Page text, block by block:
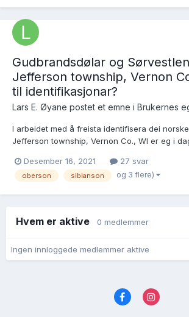
Gudbrandsdølar og
Jefferson township, Vernon
til identifikasjonar?
Lars E. Øyane postet et emne i Brukernes
I arbeidet med å freista identifisera dei
Jefferson township, Vernon Co., WI er eg i
fast på detaljar om fleire huslydar:
https://www.familysearch.org/ark:/61903/
Desember 16, 2021 27 svar
oberson sibianson og 3 flere)
Hvem er aktive 0 medlemmer
Ingen innloggede medlemmer aktive